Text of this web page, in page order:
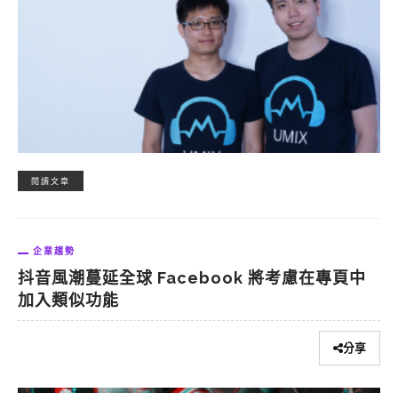
閱讀文章
企業趨勢
抖音風潮蔓延全球 Facebook 將考慮在專頁中
加入類似功能
分享